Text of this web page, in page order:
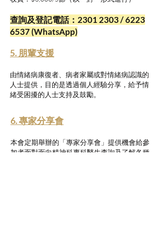
查詢及登記電話：2301 2303 /6223
6537(WhatsApp)
5. 朋輩支援
由情緒病康復者、病者家屬或對情緒病認識的
人士提供，目的是透過個人經驗分享，給予情
緒受困擾的人士支持及鼓勵。
6. 專家分享會
本會定期舉辦的「專家分享會」提供機會給參
加者面對面向精神科專科醫生查詢及了解各種